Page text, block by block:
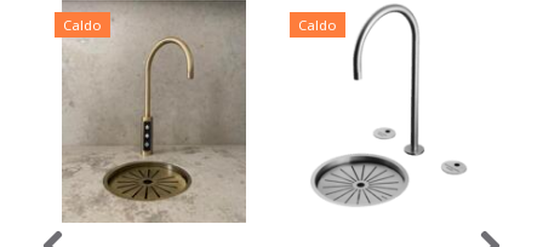
Caldo Caldo